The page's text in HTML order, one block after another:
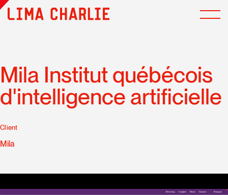
Mila Institut québécois
d'intelligence artificielle
Client
Mila